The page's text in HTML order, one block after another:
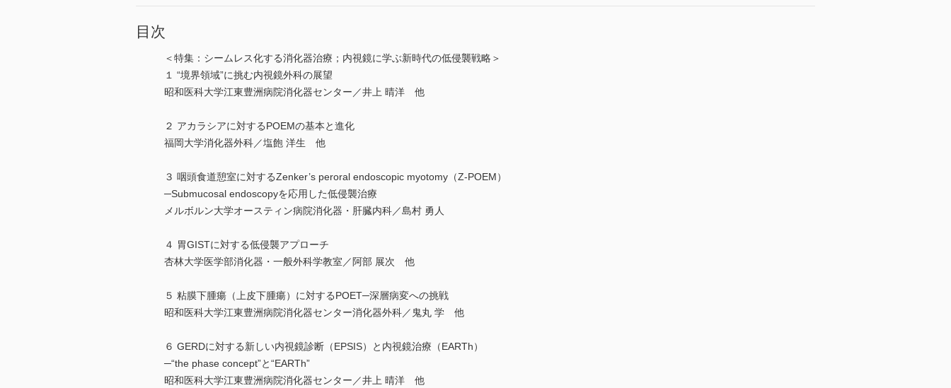
目次
＜特集：シームレス化する消化器治療；内視鏡に学ぶ新時代の低侵襲戦略＞
１ “境界領域”に挑む内視鏡外科の展望
昭和医科大学江東豊洲病院消化器センター／井上 晴洋 他
２ アカラシアに対するPOEMの基本と進化
福岡大学消化器外科／塩飽 洋生 他
３ 咽頭食道憩室に対するZenker’s peroral endoscopic myotomy（Z-POEM）
─Submucosal endoscopyを応用した低侵襲治療
メルボルン大学オースティン病院消化器・肝臓内科／島村 勇人
４ 胃GISTに対する低侵襲アプローチ
杏林大学医学部消化器・一般外科学教室／阿部 展次 他
５ 粘膜下腫瘍（上皮下腫瘍）に対するPOET─深層病変への挑戦
昭和医科大学江東豊洲病院消化器センター消化器外科／鬼丸 学 他
６ GERDに対する新しい内視鏡診断（EPSIS）と内視鏡治療（EARTh）
─“the phase concept”と“EARTh”
昭和医科大学江東豊洲病院消化器センター／井上 晴洋 他